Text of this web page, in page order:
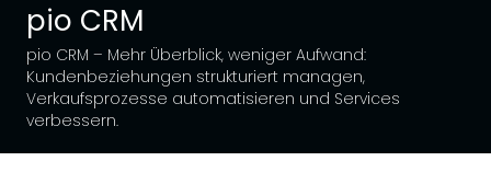
pio CRM
pio CRM – Mehr Überblick, weniger Aufwand:
Kundenbeziehungen strukturiert managen,
Verkaufsprozesse automatisieren und Services
verbessern.